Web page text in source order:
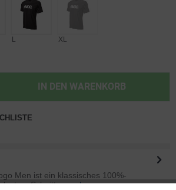
L XL
IN DEN WARENKORB
Men ist ein klassisches 100%-
Schnitt....mehr